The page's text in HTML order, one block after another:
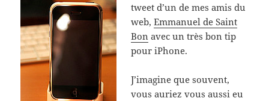
tweet d’un de mes amis du
web,Emmanuel de Saint
Bon avec un très bon tip
pour iPhone.
J’imagine que souvent,
vous auriez vous aussi eu